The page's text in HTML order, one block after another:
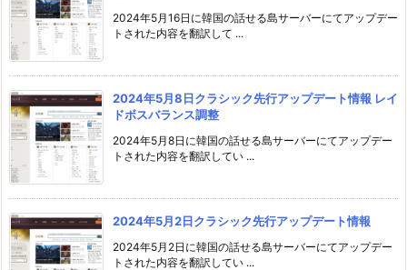
2024年5月16日に韓国の話せる島サーバーにてアップデー
トされた内容を翻訳して ...
2024年5月8日クラシック先行アップデート情報 レイ
ドボスバランス調整
2024年5月8日に韓国の話せる島サーバーにてアップデー
トされた内容を翻訳してい ...
2024年5月2日クラシック先行アップデート情報
2024年5月2日に韓国の話せる島サーバーにてアップデー
トされた内容を翻訳してい ...